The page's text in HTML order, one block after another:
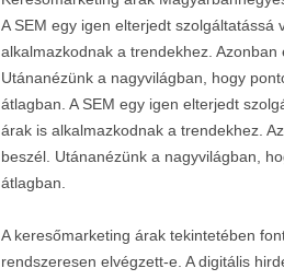
A SEM egy igen elterjedt
alkalmazkodnak a trendekhez.
Utánanézünk a nagyvilágban, hogy
átlagban. A SEM egy igen elterjedt
árak is alkalmazkodnak a trendekhez.
beszél. Utánanézünk a nagyvilágban,
átlagban.
A keresőmarketing árak tekintetében
rendszeresen elvégzett-e. A digitális